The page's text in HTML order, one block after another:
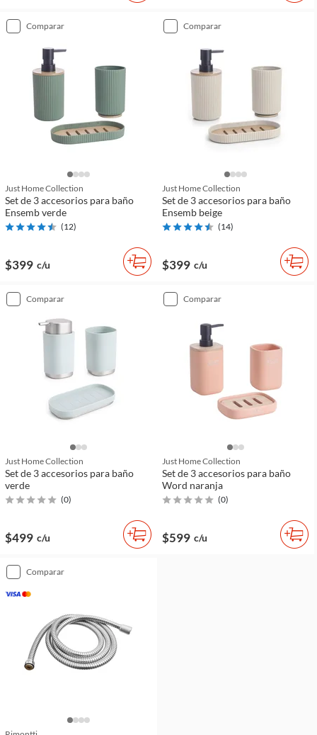
comparar
Just Home Collection
Set de 3 accesorios para baño
Ensemb verde
(12)
$399 c/u
comparar
Just Home Collection
Set de 3 accesorios para baño
Ensemb beige
(14)
$399 c/u
comparar
Just Home Collection
Set de 3 accesorios para baño
verde
(0)
$499 c/u
comparar
Just Home Collection
Set de 3 accesorios para baño
Word naranja
(0)
$599 c/u
comparar